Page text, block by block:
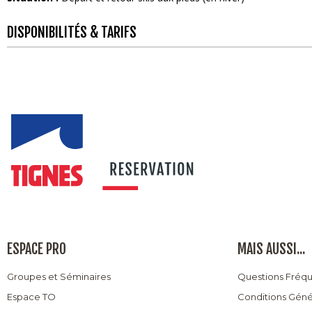
DISPONIBILITÉS & TARIFS
ESPACE PRO
Groupes et Séminaires
Espace TO
MAIS AUSSI...
Questions
Conditions